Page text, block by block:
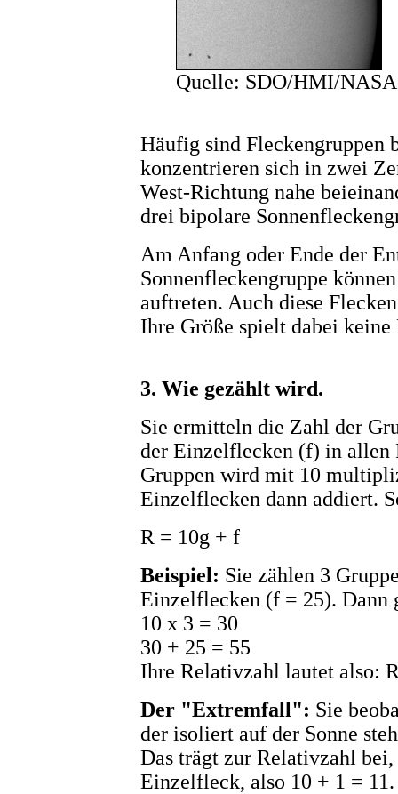
Quelle: SDO/HMI/NASA
Häufig sind Fleckengruppen
konzentrieren sich in zwei
West-Richtung nahe
drei bipolare
Am Anfang oder Ende der
Sonnenfleckengruppe
auftreten. Auch diese
Ihre Größe spielt dabei keine
3. Wie gezählt wird.
Sie ermitteln die Zahl der
der Einzelflecken (f) in allen
Gruppen wird mit 10
Einzelflecken dann addiert.
R = 10g + f
Beispiel: Sie zählen 3
Einzelflecken (f = 25). Dann
10 x 3 = 30
30 + 25 = 55
Ihre Relativzahl lautet also:
Der "Extremfall": Sie
der isoliert auf der Sonne
Das trägt zur Relativzahl
Einzelfleck, also 10 + 1 = 11.